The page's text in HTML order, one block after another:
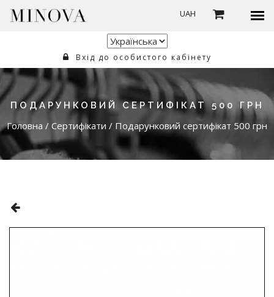
UAH
Вхід до особистого кабінету
ПОДАРУНКОВИЙ СЕРТИФІКАТ 500 ГРН
Головна / Сертифікати / Подарунковий сертифікат 500 грн